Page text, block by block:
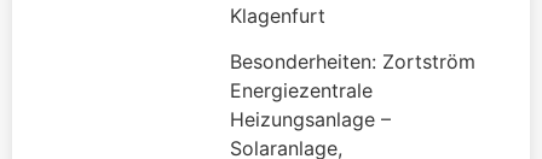
Klagenfurt
Besonderheiten: Zortström
Energiezentrale
Heizungsanlage –
Solaranlage,